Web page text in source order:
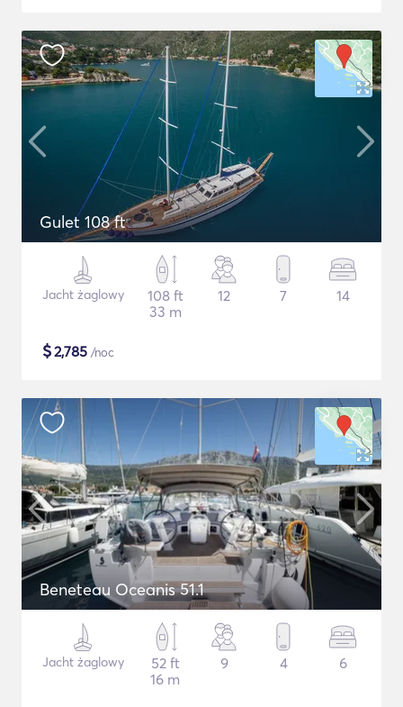
Gulet 108 ft
Jacht żaglowy
108 ft
33 m
12 7 14
$2,785 /noc
Beneteau Oceanis 51.1
Jacht żaglowy
52 ft
16 m
9 4 6